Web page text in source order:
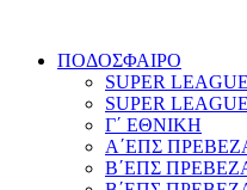
ΠΟΔΟΣΦΑΙΡΟ
SUPER LEAGUE
SUPER
Γ΄ ΕΘΝΙΚΗ
Α΄ΕΠΣ
Β΄ΕΠΣ